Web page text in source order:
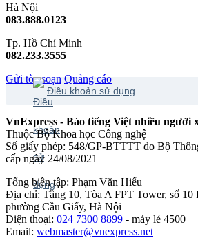
Hà Nội
083.888.0123
Tp. Hồ Chí Minh
082.233.3555
Gửi tòa soạn Quảng cáo
Điều khoản sử dụng
VnExpress - Báo tiếng Việt nhiều người
Thuộc Bộ Khoa học Công nghệ
Số giấy phép: 548/GP-BTTTT do Bộ
cấp ngày 24/08/2021
Tổng biên tập: Phạm Văn Hiếu
Địa chỉ: Tầng 10, Tòa A FPT Tower, số 10
phường Cầu Giấy, Hà Nội
Điện thoại: 024 7300 8899 - máy lẻ 4500
Email: webmaster@vnexpress.net